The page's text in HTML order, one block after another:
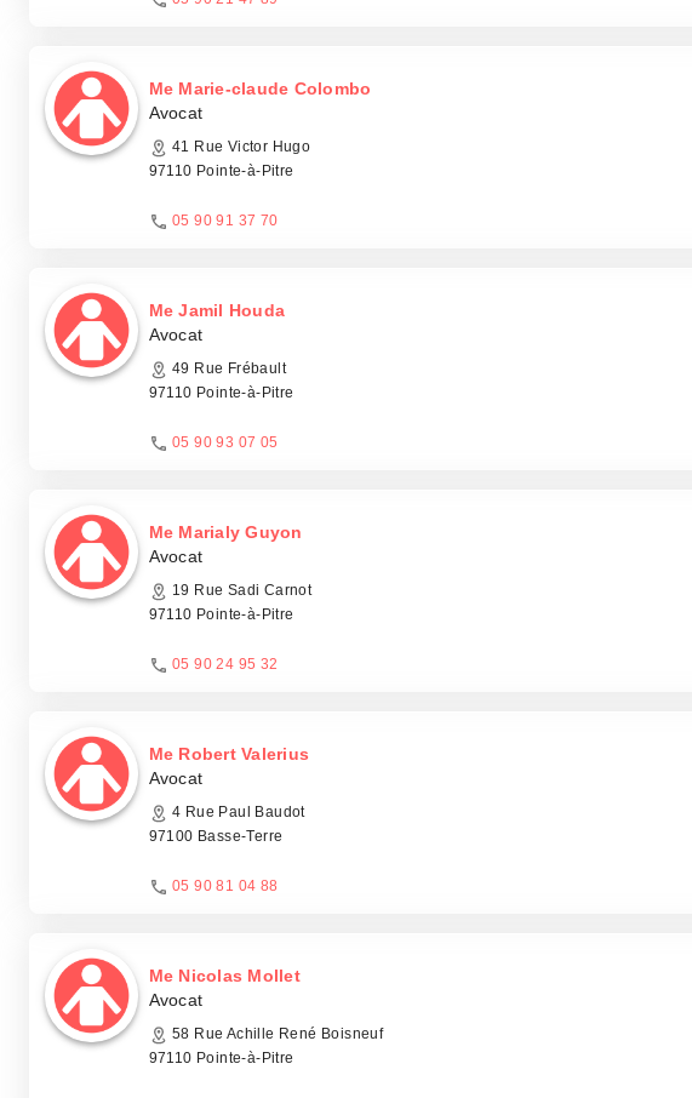
Me Marie-claude Colombo
Avocat
41 Rue Victor Hugo
97110 Pointe-à-Pitre
05 90 91 37 70
Me Jamil Houda
Avocat
49 Rue Frébault
97110 Pointe-à-Pitre
05 90 93 07 05
Me Marialy Guyon
Avocat
19 Rue Sadi Carnot
97110 Pointe-à-Pitre
05 90 24 95 32
Me Robert Valerius
Avocat
4 Rue Paul Baudot
97100 Basse-Terre
05 90 81 04 88
Me Nicolas Mollet
Avocat
58 Rue Achille René Boisneuf
97110 Pointe-à-Pitre